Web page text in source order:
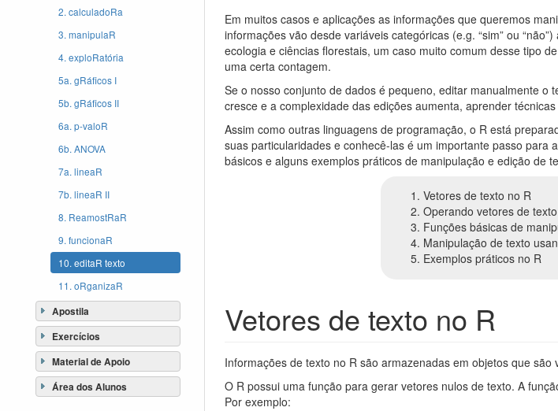
2. calculadoRa
3. manipulaR
4. exploRatória
5a. gRáficos I
5b. gRáficos II
6a. p-valoR
6b. ANOVA
7a. lineaR
7b. lineaR II
8. ReamostRaR
9. funcionaR
10. editaR texto
11. oRganizaR
Apostila
Exercícios
Material de Apoio
Área dos Alunos
Em muitos casos e aplicações as informações que queremos
informações vão desde variáveis categóricas (e.g. “sim” ou
ecologia e ciências florestais, um caso muito comum desse tipo
uma certa contagem.
Se o nosso conjunto de dados é pequeno, editar manualmente
cresce e a complexidade das edições aumenta, aprender
Assim como outras linguagens de programação, o R está
suas particularidades e conhecê-las é um importante passo
básicos e alguns exemplos práticos de manipulação e edição de
Vetores de texto no R
Operando vetores de texto
Funções básicas de
Manipulação de texto
Exemplos práticos no R
Vetores de texto no R
Informações de texto no R são armazenadas em objetos que são
O R possui uma função para gerar vetores nulos de texto. A
Por exemplo: